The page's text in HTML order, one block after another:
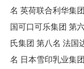
名 英荷联合利华集
国可口可乐集团 第
氏集团 第八名 法国
名 日本雪印乳业集团